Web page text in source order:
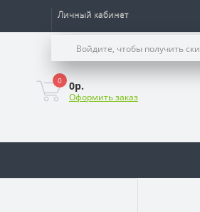
Личный кабинет
Войдите, чтобы получить
0 0р.
Оформить заказ